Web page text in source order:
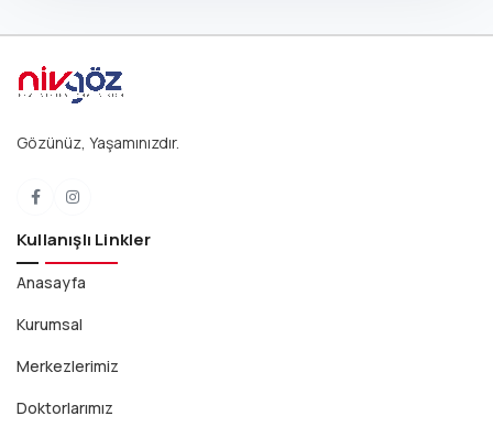
Gözünüz, Yaşamınızdır.
FacebookInstagram
Kullanışlı Linkler
Anasayfa
Kurumsal
Merkezlerimiz
Doktorlarımız